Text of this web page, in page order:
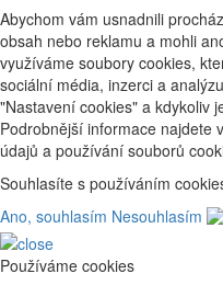
Abychom vám usnadnili
obsah nebo reklamu a mohli
využíváme soubory cookies,
sociální média, inzerci a
"Nastavení cookies" a kdykoliv
Podrobnější informace najdete
údajů a používání souborů
Souhlasíte s používáním
Ano, souhlasím Nesouhlasím
Používáme cookies